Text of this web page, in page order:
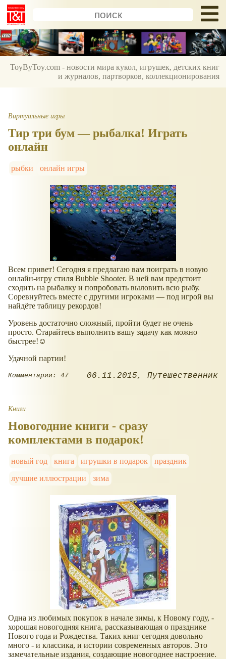
ToyByToy.com - новости мира кукол, игрушек, детских книг
и журналов, партворков, коллекционирования
Виртуальные игры
Тир три бум — рыбалка! Играть
онлайн
рыбки онлайн игры
Всем привет! Сегодня я предлагаю вам поиграть в новую
онлайн-игру стиля Bubble Shooter. В ней вам предстоит
сходить на рыбалку и попробовать выловить всю рыбу.
Соревнуйтесь вместе с другими игроками — под игрой вы
найдёте таблицу рекордов!
Уровень достаточно сложный, пройти будет не очень
просто. Старайтесь выполнить вашу задачу как можно
быстрее!☺
Удачной партии!
Комментарии: 47 06.11.2015 Путешественник
Книги
Новогодние книги - сразу
комплектами в подарок!
новый год книга игрушки в подарок
праздник
лучшие иллюстрации
зима
Одна из любимых покупок в начале зимы, к Новому году, -
хорошая новогодняя книга, рассказывающая о празднике
Нового года и Рождества. Таких книг сегодня довольно
много - и классика, и истории современных авторов. Это
замечательные издания, создающие новогоднее настроение.